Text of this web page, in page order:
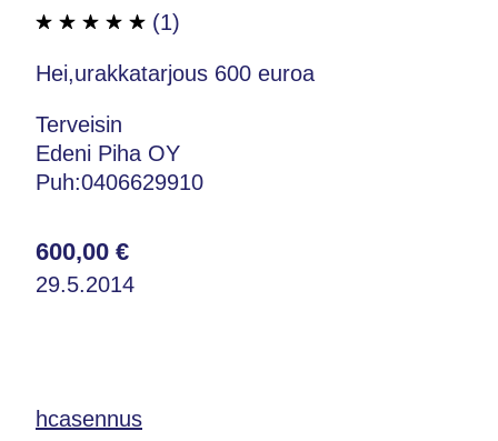
(1)
Hei,urakkatarjous 600 euroa
Terveisin
Edeni Piha OY
Puh:0406629910
600,00 €
29.5.2014
hcasennus